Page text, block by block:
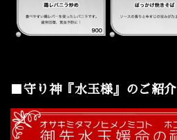
■守り神『水玉様』のご紹介